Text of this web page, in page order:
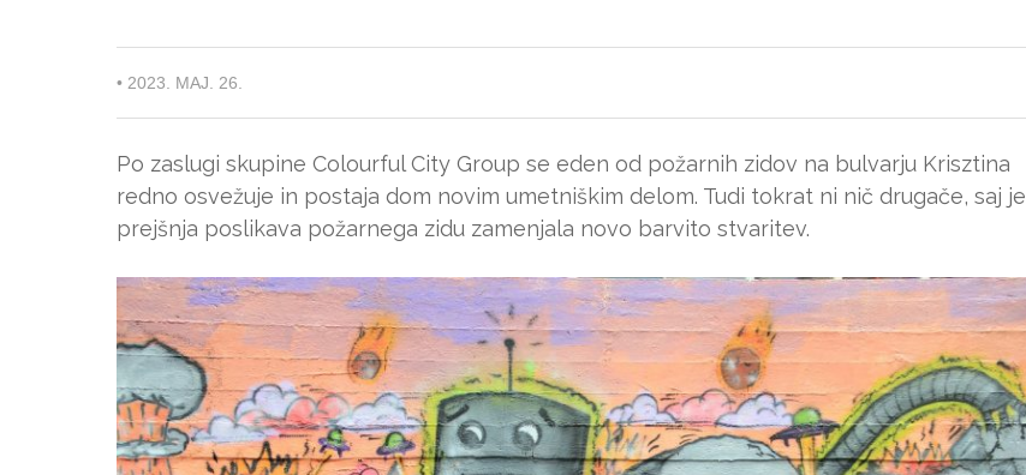
• 2023. MAJ. 26.
Po zaslugi skupine Colourful City Group se eden od požarnih zidov na bulvarju Krisztina
redno osvežuje in postaja dom novim umetniškim delom. Tudi tokrat ni nič drugače, saj je
prejšnja poslikava požarnega zidu zamenjala novo barvito stvaritev.